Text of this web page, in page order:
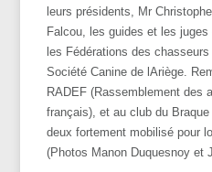
leurs présidents, Mr
Falcou, les guides et les
les Fédérations des chasseurs
Société Canine de lAriège.
RADEF (Rassemblement des
français), et au club du Braque
deux fortement mobilisé pour
(Photos Manon Duquesnoy et